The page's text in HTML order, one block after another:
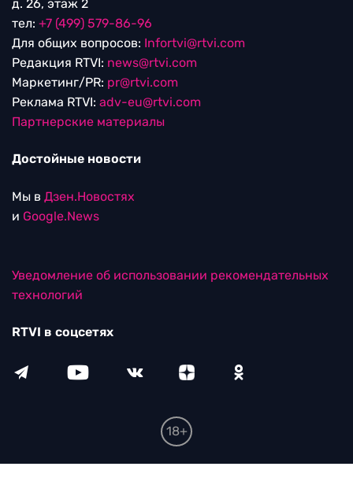
д. 26, этаж 2
тел: +7 (499) 579-86-96
Для общих вопросов: Infortvi@rtvi.com
Редакция RTVI: news@rtvi.com
Маркетинг/PR: pr@rtvi.com
Реклама RTVI: adv-eu@rtvi.com
Партнерские материалы
Достойные новости
Мы в Дзен.Новостях
и Google.News
Уведомление об использовании рекомендательных
технологий
RTVI в соцсетях
18+